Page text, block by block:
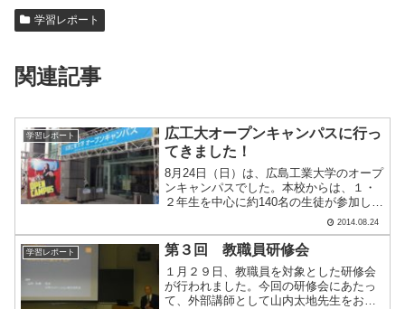
学習レポート
関連記事
学習レポート
広工大オープンキャンパスに行っ
てきました！
8月24日（日）は、広島工業大学のオープ
ンキャンパスでした。本校からは、１・
２年生を中心に約140名の生徒が参加しま
した。先輩からの説明を受け、生徒たち
は自らが希望する学科の説明を受けるた
めに、校舎を移動したり、校内バスに乗
ったりするなど移.....
2014.08.24
学習レポート 第３回 教職員研修会
１月２９日、教職員を対象とした研修会
が行われました。今回の研修会にあたっ
て、外部講師として山内太地先生をお招